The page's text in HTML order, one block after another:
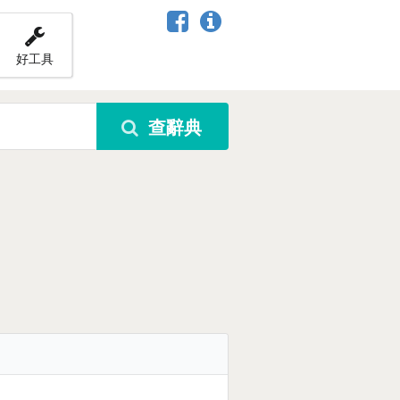
好工具
查辭典